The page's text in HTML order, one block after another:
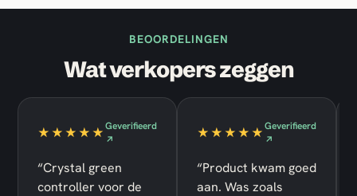
BEOORDELINGEN
Wat verkopers zeggen
★★★★★Geverifieerd
↗
“Crystal green
controller voor de
★★★★★Geverifieerd
↗
“Product kwam goed
aan. Was zoals